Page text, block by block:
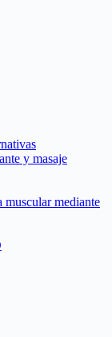
y masaje
muscular mediante